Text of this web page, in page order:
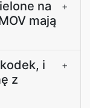
na
mają
+
i
z
+